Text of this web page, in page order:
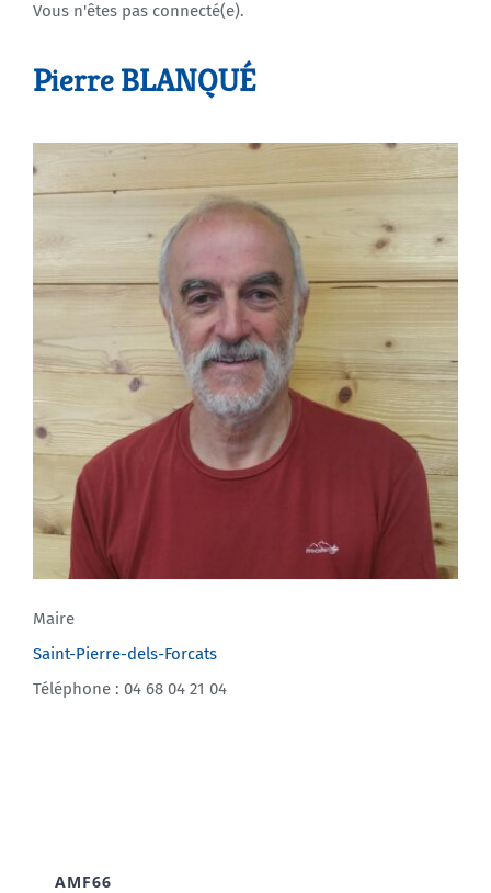
Agenda
Vous n'êtes pas connecté(e).
Pierre BLANQUÉ
Maire
Saint-Pierre-dels-Forcats
Téléphone : 04 68 04 21 04
AMF66